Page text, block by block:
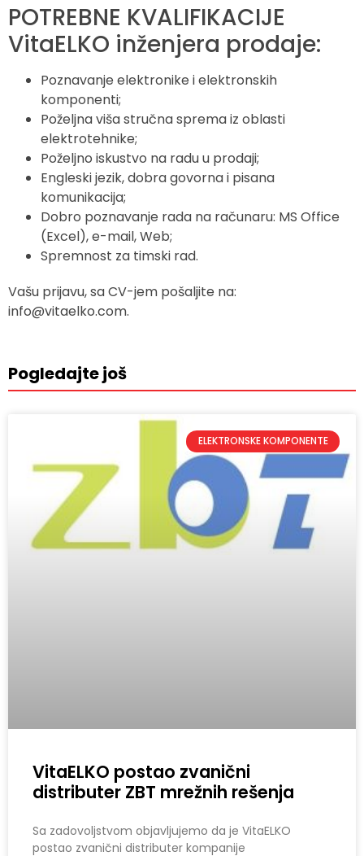
POTREBNE KVALIFIKACIJE
VitaELKO inženjera prodaje:
Poznavanje elektronike i elektronskih
komponenti;
Poželjna viša stručna sprema iz oblasti
elektrotehnike;
Poželjno iskustvo na radu u prodaji;
Engleski jezik, dobra govorna i pisana
komunikacija;
Dobro poznavanje rada na računaru: MS Office
(Excel), e-mail, Web;
Spremnost za timski rad.
Vašu prijavu, sa CV-jem pošaljite na:
info@vitaelko.com.
Pogledajte još
ELEKTRONSKE KOMPONENTE
VitaELKO postao zvanični
distributer ZBT mrežnih rešenja
Sa zadovoljstvom objavljujemo da je VitaELKO
postao zvanični distributer kompanije